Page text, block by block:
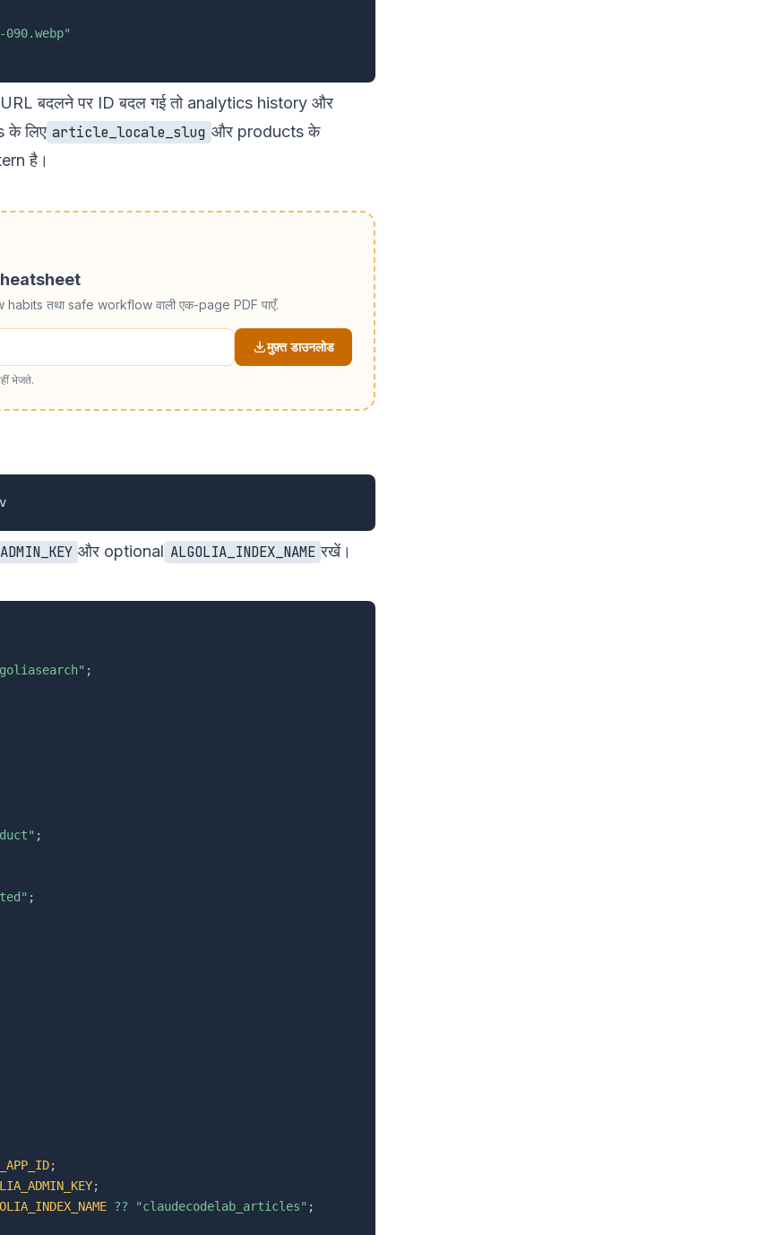
URL बदलने पर ID बदल गई तो analytics history और
के लिए article_locale_slug और products के
है।
तथा safe workflow वाली एक-page PDF पाएँ.
मुफ़्त डाउनलोड
भेजते.
और optional ALGOLIA_INDEX_NAME रखें।
;
;
;
;
;
?? "claudecodelab_articles" ;